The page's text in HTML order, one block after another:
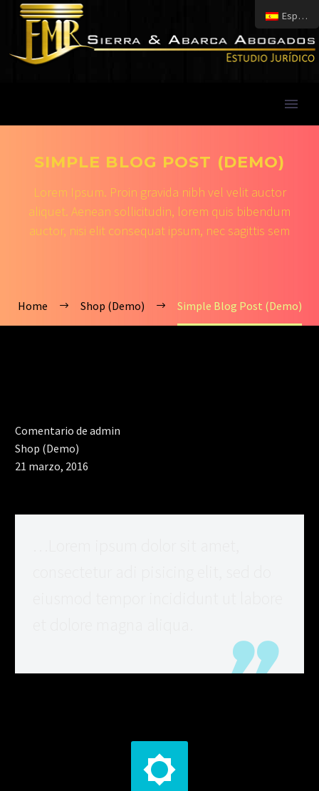
SIMPLE BLOG POST (DEMO)
Lorem Ipsum. Proin gravida nibh vel velit auctor
aliquet. Aenean sollicitudin, lorem quis bibendum
auctor, nisi elit consequat ipsum, nec sagittis sem
Home Shop (Demo) Simple Blog Post (Demo)
Comentario de admin
Shop (Demo)
21 marzo, 2016


Español